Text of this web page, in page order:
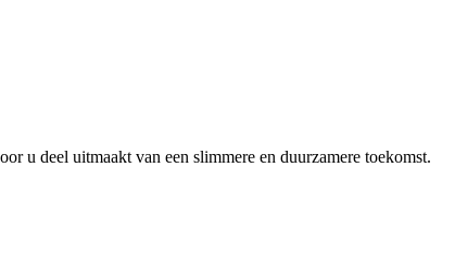
u deel uitmaakt van een slimmere en duurzamere toekomst.